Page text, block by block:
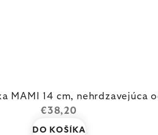
MAMI 14 cm, nehrdzavejúca
€38,20
DO KOŠÍKA